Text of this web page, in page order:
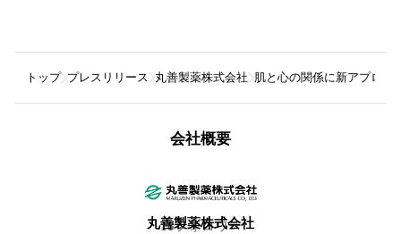
トップ プレスリリース 丸善製薬株式会社 肌と心の関係に新アプロー
会社概要
丸善製薬株式会社
18フォロワー